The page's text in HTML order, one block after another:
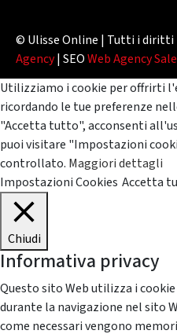
© Ulisse Online | Tutti i diritti
Agency| SEOWeb Agency
Utilizziamo i cookie per offrirti
ricordando le tue preferenze
"Accetta tutto", acconsenti
puoi visitare "Impostazioni
controllato. Maggiori dettagli
Impostazioni Cookies Accetta
Chiudi
Informativa privacy
Questo sito Web utilizza i
durante la navigazione nel sito
come necessari vengono